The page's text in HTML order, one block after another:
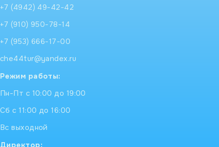
+7 (4942) 49-42-42
+7 (910) 950-78-14
+7 (953) 666-17-00
che44tur@yandex.ru
Режим работы:
Пн-Пт с 10:00 до 19:00
Сб с 11:00 до 16:00
Вс выходной
Директор: